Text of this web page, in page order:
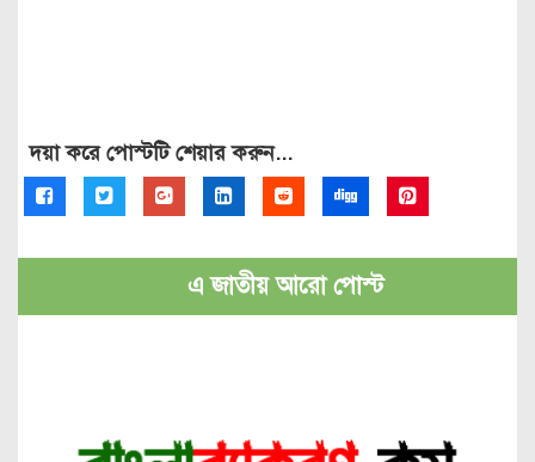
দয়া করে পোস্টটি শেয়ার করুন...
এ জাতীয় আরো পোস্ট